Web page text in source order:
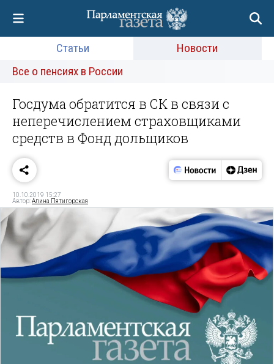
Статьи
Новости
Все о пенсиях в России
Госдума обратится в СК в связи с
неперечислением страховщиками
средств в Фонд дольщиков
10.10.2019 15:27
Автор:Алина Пятигорская